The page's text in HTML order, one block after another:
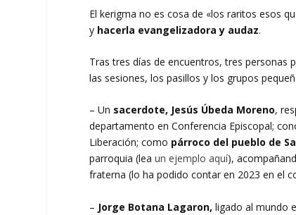
El kerigma no es cosa de «los raritos esos
y hacerla evangelizadora y audaz.
Tras tres días de encuentros, tres personas
las sesiones, los pasillos y los grupos
– Un sacerdote, Jesús Úbeda Moreno,
departamento en Conferencia Episcopal;
Liberación; como párroco del pueblo de
parroquia (leaun ejemplo aquí),
fraterna (lo ha podido contar en 2023 en el
– Jorge Botana Lagaron, ligado al mundo